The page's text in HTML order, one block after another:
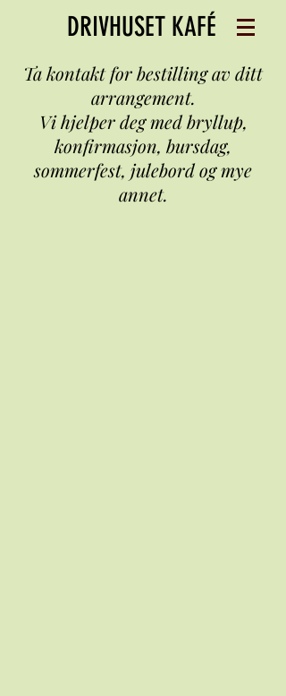
DRIVHUSET KAFÉ
Ta kontakt for bestilling av ditt
arrangement.
Vi hjelper deg med bryllup,
konfirmasjon, bursdag,
sommerfest, julebord og mye
annet.